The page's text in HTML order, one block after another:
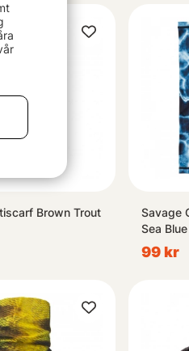
Brown Trout
Savage
Sea Blue
99 kr